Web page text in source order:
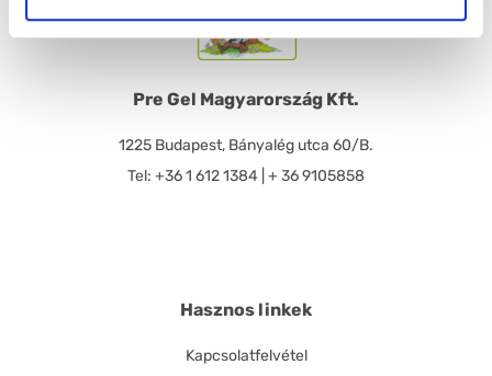
Pre Gel Magyarország Kft.
1225 Budapest, Bányalég utca 60/B.
Tel: +36 1 612 1384 | + 36 9105858
Hasznos linkek
Kapcsolatfelvétel